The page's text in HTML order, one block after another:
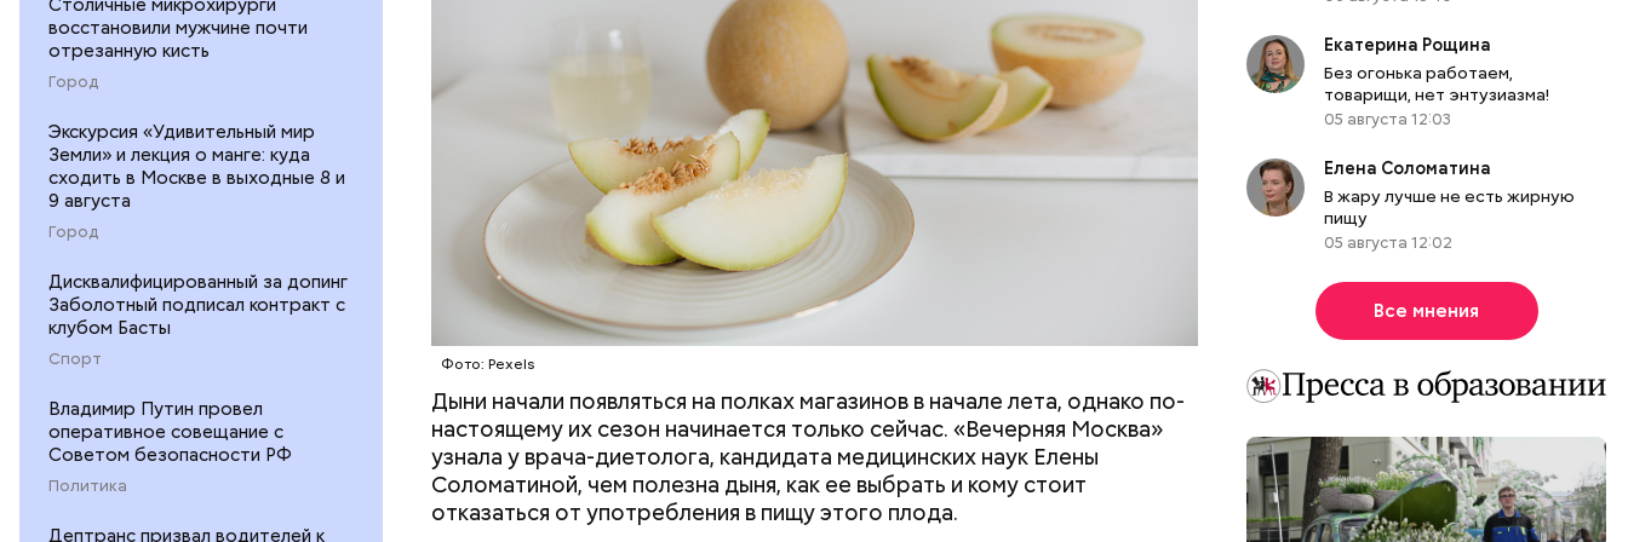
восстановили мужчине почти
отрезанную кисть
Город
Экскурсия «Удивительный мир
Земли» и лекция о манге: куда
сходить в Москве в выходные 8 и
9 августа
Город
Дисквалифицированный за допинг
Заболотный подписал контракт с
клубом Басты
Спорт
Владимир Путин провел
оперативное совещание с
Советом безопасности РФ
Политика
Дептранс призвал водителей к
Фото: Pexels
Дыни начали появляться на полках магазинов в начале лета, однако по-
настоящему их сезон начинается только сейчас. «Вечерняя Москва»
узнала у врача-диетолога, кандидата медицинских наук Елены
Соломатиной, чем полезна дыня, как ее выбрать и кому стоит
отказаться от употребления в пищу этого плода.
— Если человек уже болеет мочекаменной болезнью, щавель ему не
рекомендуется. При артрите, гастрите, холецистите, синдроме
раздраженного кишечника, язвах и панкреатите продукт тоже лучше
исключить из рациона, — предупредила врач. — Он может привести к
повышению кислотности желудка и раздражать слизистые оболочки.
Екатерина Рощина
Без огонька работаем,
товарищи, нет энтузиазма!
05 августа 12:03
Елена Соломатина
В жару лучше не есть жирную
пищу
05 августа 12:02
Все мнения